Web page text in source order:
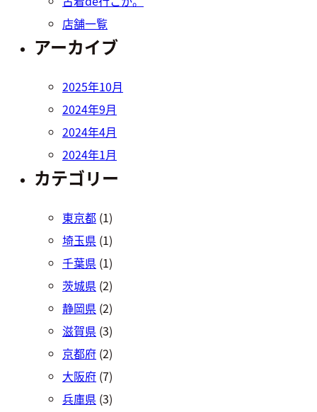
店舗一覧
アーカイブ
2025年10月
2024年9月
2024年4月
2024年1月
カテゴリー
東京都 (1)
埼玉県 (1)
千葉県 (1)
茨城県 (2)
静岡県 (2)
滋賀県 (3)
京都府 (2)
大阪府 (7)
兵庫県 (3)